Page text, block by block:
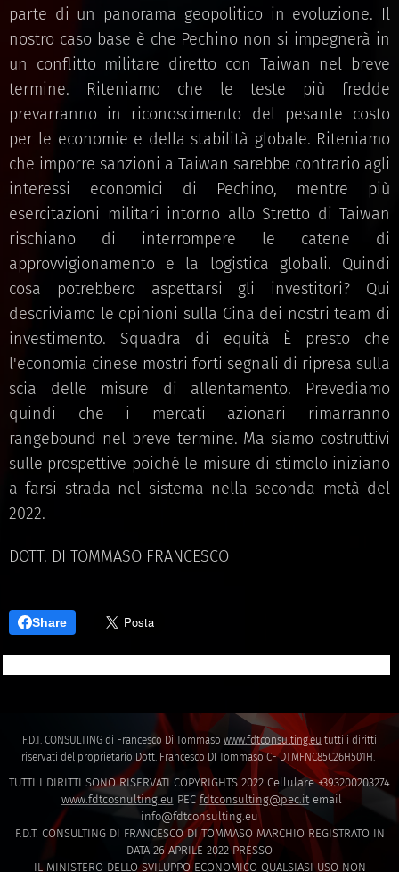
parte di un panorama geopolitico in evoluzione. Il
nostro caso base è che Pechino non si impegnerà in
un conflitto militare diretto con Taiwan nel breve
termine. Riteniamo che le teste più fredde
prevarranno in riconoscimento del pesante costo
per le economie e della stabilità globale. Riteniamo
che imporre sanzioni a Taiwan sarebbe contrario agli
interessi economici di Pechino, mentre più
esercitazioni militari intorno allo Stretto di Taiwan
rischiano di interrompere le catene di
approvvigionamento e la logistica globali. Quindi
cosa potrebbero aspettarsi gli investitori? Qui
descriviamo le opinioni sulla Cina dei nostri team di
investimento. Squadra di equità È presto che
l'economia cinese mostri forti segnali di ripresa sulla
scia delle misure di allentamento. Prevediamo
quindi che i mercati azionari rimarranno
rangebound nel breve termine. Ma siamo costruttivi
sulle prospettive poiché le misure di stimolo iniziano
a farsi strada nel sistema nella seconda metà del
2022.
DOTT. DI TOMMASO FRANCESCO
Share
F.D.T. CONSULTING di Francesco Di Tommaso www.fdtconsulting.eu tutti i diritti
riservati del proprietario Dott. Francesco DI Tommaso CF DTMFNC85C26H501H.
TUTTI I DIRITTI SONO RISERVATI COPYRIGHTS 2022 Cellulare +393200203274
www.fdtcosnulting.eu PEC fdtconsulting@pec.itemail
info@fdtconsulting.eu
F.D.T. CONSULTING DI FRANCESCO DI TOMMASO MARCHIO REGISTRATO IN
DATA 26 APRILE 2022 PRESSO
IL MINISTERO DELLO SVILUPPO ECONOMICO QUALSIASI USO NON